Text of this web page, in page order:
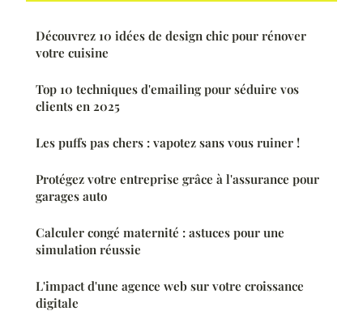
Découvrez 10 idées de design chic pour rénover
votre cuisine
Top 10 techniques d'emailing pour séduire vos
clients en 2025
Les puffs pas chers : vapotez sans vous ruiner !
Protégez votre entreprise grâce à l'assurance pour
garages auto
Calculer congé maternité : astuces pour une
simulation réussie
L'impact d'une agence web sur votre croissance
digitale